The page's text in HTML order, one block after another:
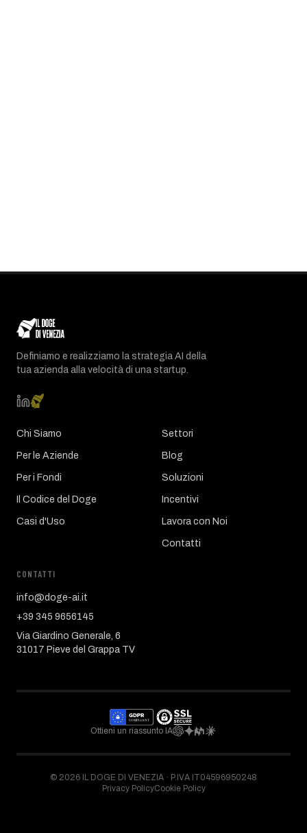
Definiamo e realizziamo la strategia AI della
tua azienda alla velocità di una startup.
Chi Siamo
Per le Aziende
Per i Fondi
Il Codice del Doge
Casi d'Uso
Settori
Blog
Soluzioni
Incentivi
Lavora con Noi
Contatti
CONTATTI
info@doge-ai.it
+39 345 9656145
Via Giardino Generale, 6
31017 Pieve del Grappa TV
Ottieni un riassunto IA
© 2026 IL DOGE DI VENEZIA · P.IVA IT04596950248
Privacy PolicyCookie Policy